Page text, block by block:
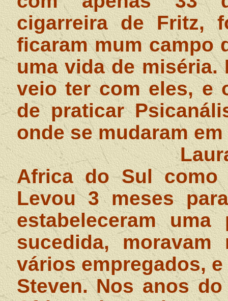
cigarreira de Fritz,
ficaram mum campo
uma vida de miséria.
veio ter com eles, e
de praticar
onde se mudaram em
Africa do Sul como
Levou 3 meses
estabeleceram
sucedida,
vários empregados,
Steven. Nos anos